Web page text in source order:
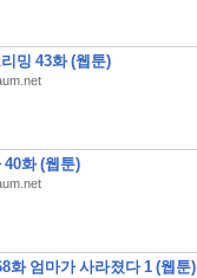
밍 43화 (웹툰)
40화 (웹툰)
화 엄마가 사라졌다 1 (웹툰)